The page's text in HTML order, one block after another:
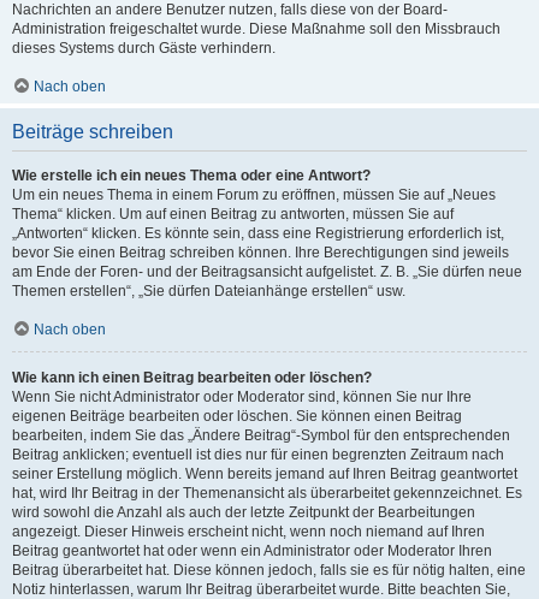
Nachrichten an andere Benutzer nutzen, falls diese von der Board-
Administration freigeschaltet wurde. Diese Maßnahme soll den Missbrauch
dieses Systems durch Gäste verhindern.
Nach oben
Beiträge schreiben
Wie erstelle ich ein neues Thema oder eine Antwort?
Um ein neues Thema in einem Forum zu eröffnen, müssen Sie auf „Neues
Thema“ klicken. Um auf einen Beitrag zu antworten, müssen Sie auf
„Antworten“ klicken. Es könnte sein, dass eine Registrierung erforderlich ist,
bevor Sie einen Beitrag schreiben können. Ihre Berechtigungen sind jeweils
am Ende der Foren- und der Beitragsansicht aufgelistet. Z. B. „Sie dürfen neue
Themen erstellen“, „Sie dürfen Dateianhänge erstellen“ usw.
Nach oben
Wie kann ich einen Beitrag bearbeiten oder löschen?
Wenn Sie nicht Administrator oder Moderator sind, können Sie nur Ihre
eigenen Beiträge bearbeiten oder löschen. Sie können einen Beitrag
bearbeiten, indem Sie das „Ändere Beitrag“-Symbol für den entsprechenden
Beitrag anklicken; eventuell ist dies nur für einen begrenzten Zeitraum nach
seiner Erstellung möglich. Wenn bereits jemand auf Ihren Beitrag geantwortet
hat, wird Ihr Beitrag in der Themenansicht als überarbeitet gekennzeichnet. Es
wird sowohl die Anzahl als auch der letzte Zeitpunkt der Bearbeitungen
angezeigt. Dieser Hinweis erscheint nicht, wenn noch niemand auf Ihren
Beitrag geantwortet hat oder wenn ein Administrator oder Moderator Ihren
Beitrag überarbeitet hat. Diese können jedoch, falls sie es für nötig halten, eine
Notiz hinterlassen, warum Ihr Beitrag überarbeitet wurde. Bitte beachten Sie,